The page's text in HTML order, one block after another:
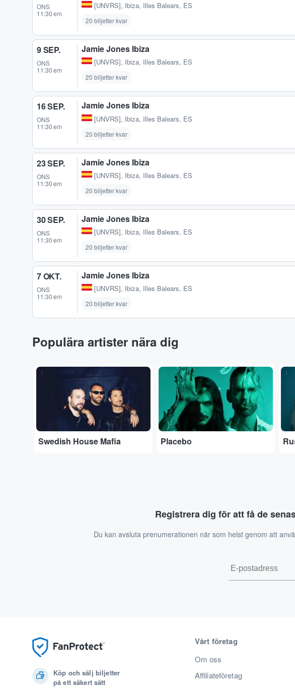
ONS
11:30 em
[UNVRS], Ibiza, Illes Balears, ES
20 biljetter kvar
9 SEP.
ONS
11:30 em
Jamie Jones Ibiza
[UNVRS], Ibiza, Illes Balears, ES
20 biljetter kvar
16 SEP.
ONS
11:30 em
Jamie Jones Ibiza
[UNVRS], Ibiza, Illes Balears, ES
20 biljetter kvar
23 SEP.
ONS
11:30 em
Jamie Jones Ibiza
[UNVRS], Ibiza, Illes Balears, ES
20 biljetter kvar
30 SEP.
ONS
11:30 em
Jamie Jones Ibiza
[UNVRS], Ibiza, Illes Balears, ES
20 biljetter kvar
7 OKT.
ONS
11:30 em
Jamie Jones Ibiza
[UNVRS], Ibiza, Illes Balears, ES
20 biljetter kvar
Populära artister nära dig
...
Swedish House Mafia
...
Placebo
...
Registrera dig för att få de
Du kan avsluta prenumerationen när som helst genom att
Köp och sälj biljetter
på ett säkert sätt
Vårt företag
Om oss
Affiliateföretag